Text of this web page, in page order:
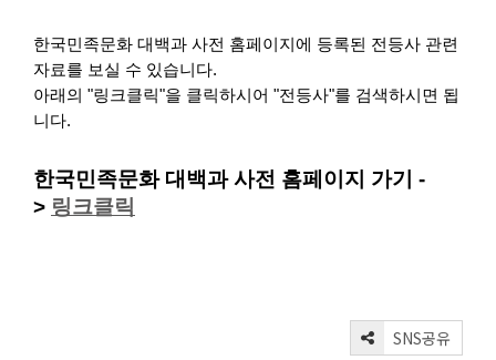
한국민족문화 대백과 사전 홈페이지에 등록된 전등사 관련
자료를 보실 수 있습니다.
아래의 "링크클릭"을 클릭하시어 "전등사"를 검색하시면 됩
니다.
한국민족문화 대백과 사전 홈페이지 가기 -
> 링크클릭
SNS공유